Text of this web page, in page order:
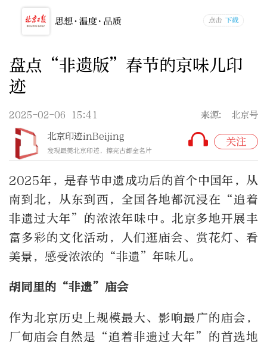
盘点“非遗版”春节的京味儿印
迹
2025-02-06 15:41
来源: 北京号
北京印迹inBeijing
发现最美北京印迹，擦亮古都金名片
关注
2025年，是春节申遗成功后的首个中国年，从
南到北，从东到西，全国各地都沉浸在“追着
非遗过大年”的浓浓年味中。北京多地开展丰
富多彩的文化活动，人们逛庙会、赏花灯、看
美景，感受浓浓的“非遗”年味儿。
胡同里的“非遗”庙会
作为北京历史上规模最大、影响最广的庙会，
厂甸庙会自然是“追着非遗过大年”的首选地